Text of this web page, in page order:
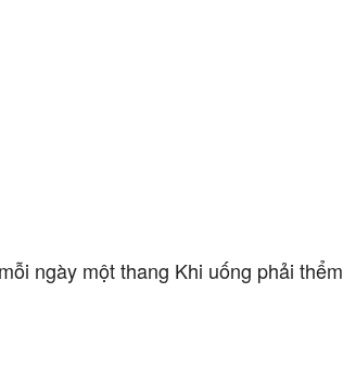
ngày một thang Khi uống phải thểm